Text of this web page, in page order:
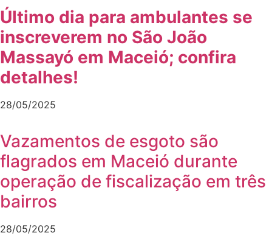
Último dia para ambulantes se
inscreverem no São João
Massayó em Maceió; confira
detalhes!
28/05/2025
Vazamentos de esgoto são
flagrados em Maceió durante
operação de fiscalização em três
bairros
28/05/2025